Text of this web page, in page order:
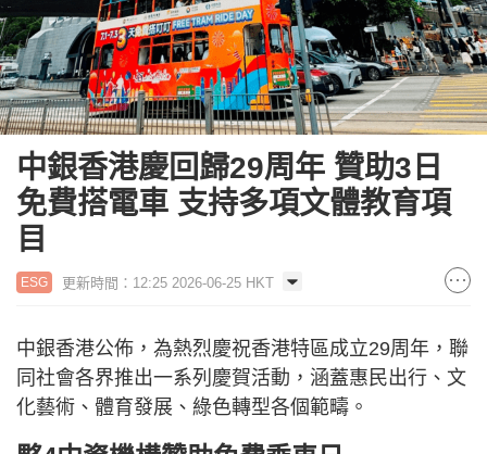
中銀香港慶回歸29周年 贊助3日
免費搭電車 支持多項文體教育項
目
ESG 更新時間：12:25 2026-06-25 HKT
中銀香港公佈，為熱烈慶祝香港特區成立29周年，聯
同社會各界推出一系列慶賀活動，涵蓋惠民出行、文
化藝術、體育發展、綠色轉型各個範疇。